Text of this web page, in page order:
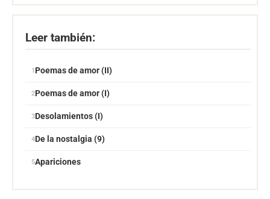
Leer también:
Poemas de amor (II)
Poemas de amor (I)
Desolamientos (I)
De la nostalgia (9)
Apariciones